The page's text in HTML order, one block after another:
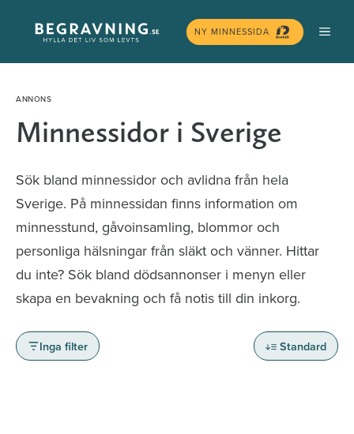
innehåll
NY MINNESSIDA
Minnessidor i Sverige
Sök bland minnessidor och avlidna från hela
Sverige. På minnessidan finns information om
minnesstund, gåvoinsamling, blommor och
personliga hälsningar från släkt och vänner. Hittar
du inte? Sök bland dödsannonser i menyn eller
skapa en bevakning och få notis till din inkorg.
Inga filter Standard